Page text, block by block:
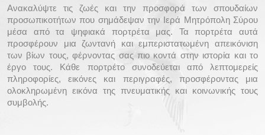
Ανακαλύψτε τις ζωές και την προσφορά των σπουδαίων
προσωπικοτήτων που σημάδεψαν την Ιερά Μητρόπολη Σύρου
μέσα από τα ψηφιακά πορτρέτα μας. Τα πορτρέτα αυτά
προσφέρουν μια ζωντανή και εμπεριστατωμένη απεικόνιση
των βίων τους, φέρνοντας σας πιο κοντά στην ιστορία και το
έργο τους. Κάθε πορτρέτο συνοδεύεται από λεπτομερείς
πληροφορίες, εικόνες και περιγραφές, προσφέροντας μια
ολοκληρωμένη εικόνα της πνευματικής και κοινωνικής τους
συμβολής.